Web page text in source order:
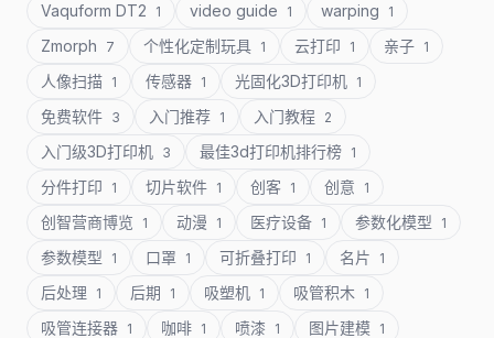
Vaquform DT2 1 video guide 1 warping 1
Zmorph 7 个性化定制玩具 1 云打印 1 亲子 1
人像扫描 1 传感器 1 光固化3D打印机 1
免费软件 3 入门推荐 1 入门教程 2
入门级3D打印机 3 最佳3d打印机排行榜 1
分件打印 1 切片软件 1 创客 1 创意 1
创智营商博览 1 动漫 1 医疗设备 1 参数化模型 1
参数模型 1 口罩 1 可折叠打印 1 名片 1
后处理 1 后期 1 吸塑机 1 吸管积木 1
吸管连接器 1 咖啡 1 喷漆 1 图片建模 1